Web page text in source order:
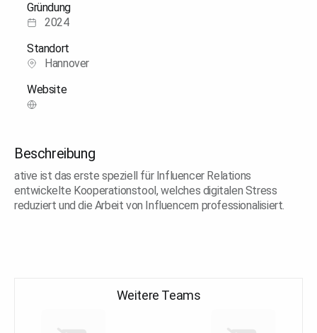
Gründung
2024
Standort
Hannover
Website
Beschreibung
ative ist das erste speziell für Influencer Relations
entwickelte Kooperationstool, welches digitalen Stress
reduziert und die Arbeit von Influencern professionalisiert.
Weitere Teams